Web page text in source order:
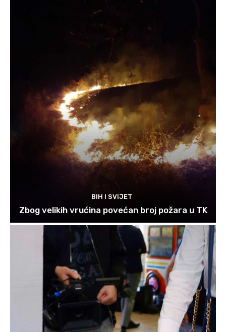
BIH I SVIJET
Zbog velikih vrućina povećan broj požara u TK